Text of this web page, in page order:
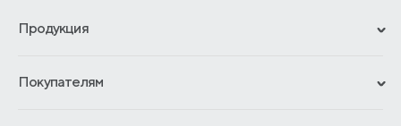
Продукция
Гарантии
Покупателям